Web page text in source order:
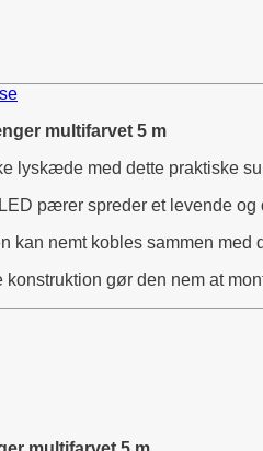
multifarvet 5 m
lyskæde med dette praktiske
pærer spreder et levende
kan nemt kobles sammen med
konstruktion gør den nem at